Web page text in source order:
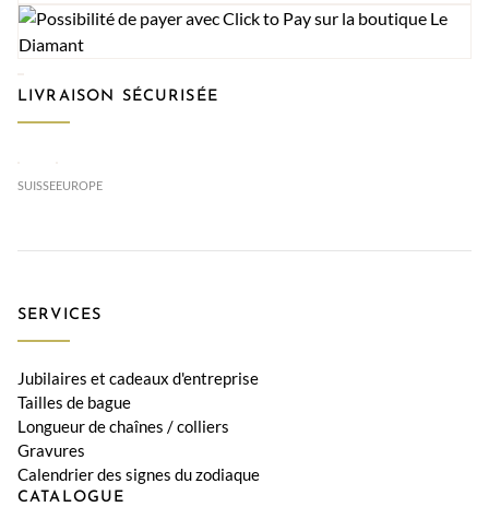
LIVRAISON SÉCURISÉE
SUISSEEUROPE
SERVICES
Jubilaires et cadeaux d'entreprise
Tailles de bague
Longueur de chaînes / colliers
Gravures
Calendrier des signes du zodiaque
CATALOGUE